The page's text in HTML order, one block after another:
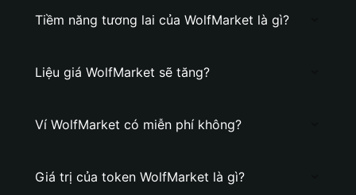
Tiềm năng tương lai của WolfMarket là gì?
Liệu giá WolfMarket sẽ tăng?
Ví WolfMarket có miễn phí không?
Giá trị của token WolfMarket là gì?